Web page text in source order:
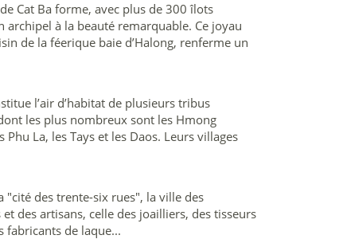
Cat Ba forme, avec plus de 300 îlots
archipel à la beauté remarquable. Ce joyau
de la féerique baie d’Halong, renferme un
l'UNESCO...
l’air d’habitat de plusieurs tribus
les plus nombreux sont les Hmong
Phu La, les Tays et les Daos. Leurs villages
"cité des trente-six rues", la ville des
des artisans, celle des joailliers, des tisseurs
fabricants de laque...